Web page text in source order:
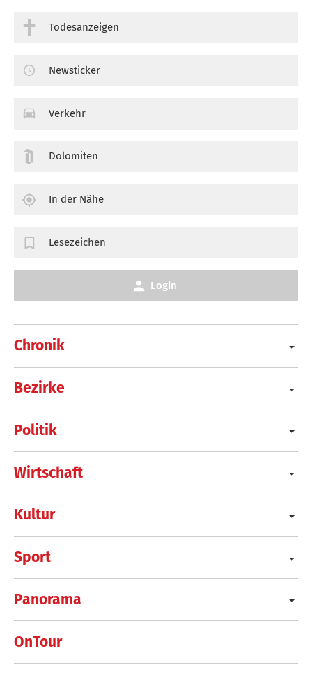
Chronik
Bezirke
Politik
Wirtschaft
Kultur
Sport
Panorama
OnTour
Todesanzeigen
Newsticker
Verkehr
Dolomiten
In der Nähe
Lesezeichen
Login